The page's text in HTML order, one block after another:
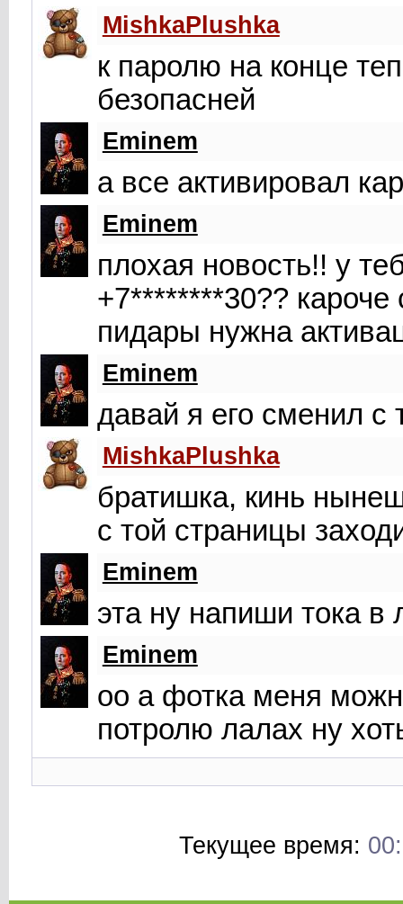
MishkaPlushka
к паролю на конце
безопасней
Eminem
а все активировал
Eminem
плохая новость!! у
+7********30?? кароче
пидары нужна
Eminem
давай я его сменил с
MishkaPlushka
братишка, кинь
с той страницы
Eminem
эта ну напиши тока в
Eminem
оо а фотка меня
потролю лалах ну
Текущее время: